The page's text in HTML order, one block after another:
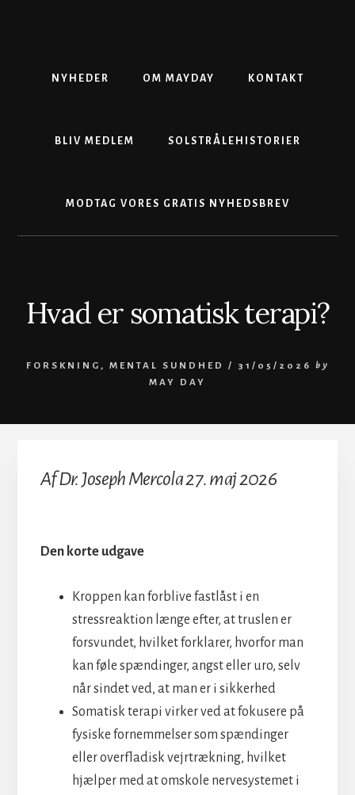
NYHEDER OM MAYDAY KONTAKT
BLIV MEDLEM SOLSTRÅLEHISTORIER
MODTAG VORES GRATIS NYHEDSBREV
Hvad er somatisk terapi?
FORSKNING , MENTAL SUNDHED / 31/05/2026
by
MAY DAY
Af Dr. Joseph Mercola 27. maj 2026
Den korte udgave
Kroppen kan forblive fastlåst i en
stressreaktion længe efter, at truslen er
forsvundet, hvilket forklarer, hvorfor man
kan føle spændinger, angst eller uro, selv
når sindet ved, at man er i sikkerhed
Somatisk terapi virker ved at fokusere på
fysiske fornemmelser som spændinger
eller overfladisk vejrtrækning, hvilket
hjælper med at omskole nervesystemet i